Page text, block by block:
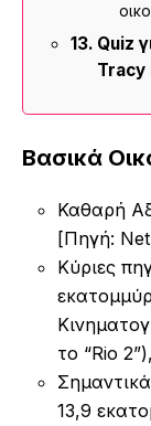
Quiz
Tracy
Βασικά
Καθαρή
[Πηγή:
Κύριες
το “Rio
13,9